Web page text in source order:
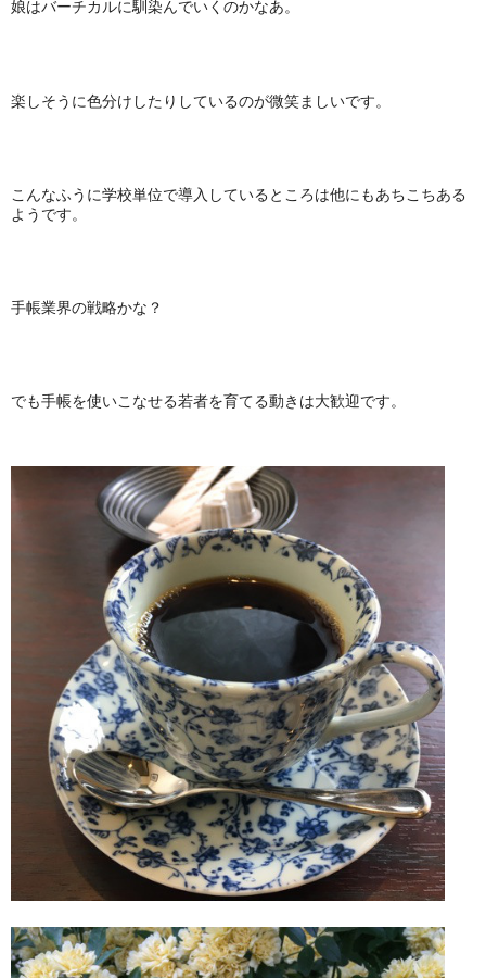
娘はバーチカルに馴染んでいくのかなあ。
楽しそうに色分けしたりしているのが微笑ましいです。
こんなふうに学校単位で導入しているところは他にもあちこちある
ようです。
手帳業界の戦略かな？
でも手帳を使いこなせる若者を育てる動きは大歓迎です。